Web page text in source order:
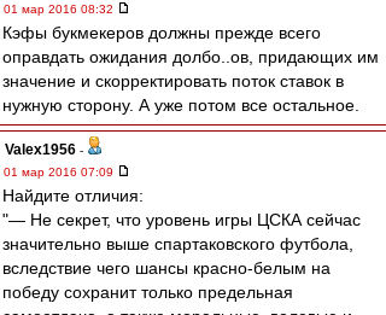
01 мар 2016 08:32
Кэфы букмекеров должны прежде всего
оправдать ожидания долбо..ов, придающих им
значение и скорректировать поток ставок в
нужную сторону. А уже потом все остальное.
Valex1956 -
01 мар 2016 07:09
Найдите отличия:
"— Не секрет, что уровень игры ЦСКА сейчас
значительно выше спартаковского футбола,
вследствие чего шансы красно-белым на
победу сохранит только предельная